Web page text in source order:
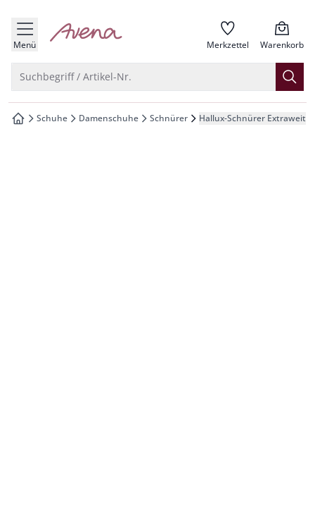
springen
springen
springen
springen
Menü zur Startseite Merkzettel Warenkorb
Suchbegriff / Artikel-Nr.
zur Startseite
Schuhe Damenschuhe Schnürer Hallux-Schnürer Extraweit